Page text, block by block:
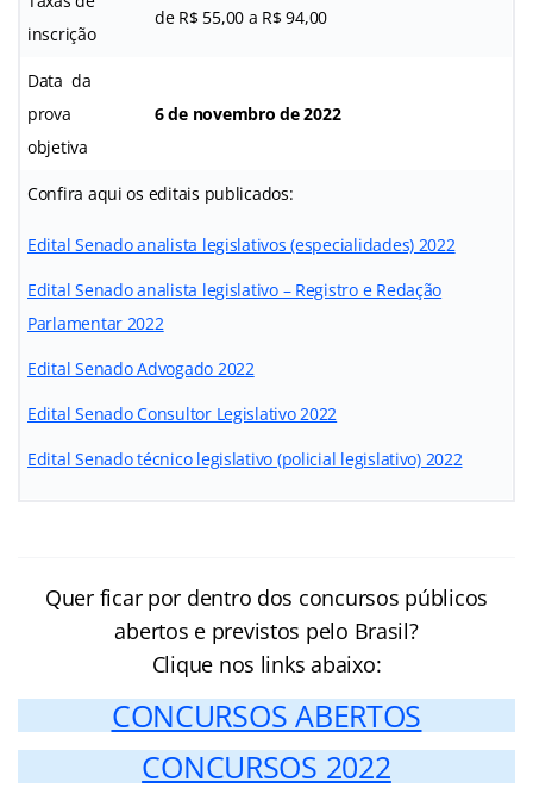
inscrição
de R$ 55,00 a R$ 94,00
Data da
prova
objetiva
6 de novembro de 2022
Confira aqui os editais publicados:
Edital Senado analista legislativos (especialidades) 2022
Edital Senado analista legislativo – Registro e Redação
Parlamentar 2022
Edital Senado Advogado 2022
Edital Senado Consultor Legislativo 2022
Edital Senado técnico legislativo (policial legislativo) 2022
Quer ficar por dentro dos concursos públicos
abertos e previstos pelo Brasil?
Clique nos links abaixo:
CONCURSOS ABERTOS
CONCURSOS 2022